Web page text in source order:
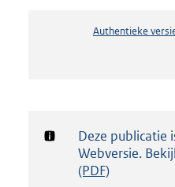
Authentieke
Notificatie:
Deze publicatie
Webversie.
(PDF)